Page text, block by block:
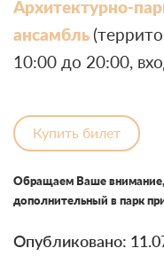
Архитектурно-
ансамбль
10:00 до 20:00,
Купить билет
Обращаем Ваше внимание,
дополнительный в парк
Опубликовано: